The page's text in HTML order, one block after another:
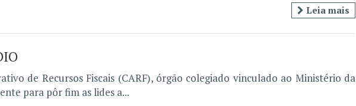
Leia mais
de Recursos Fiscais (CARF), órgão colegiado vinculado ao Ministério da
para pôr fim as lides a...